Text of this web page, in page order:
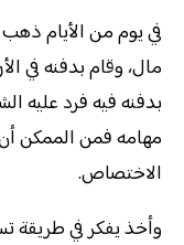
في يوم من الأيام
مال، وقام بدفنه في
بدفنه فيه فرد عليه
مهامه فمن الممكن
الاختصاص.
وأخذ يفكر في طريقة